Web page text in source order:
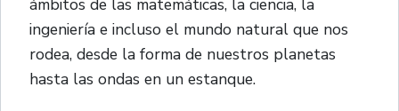
ámbitos de las matemáticas, la ciencia, la
ingeniería e incluso el mundo natural que nos
rodea, desde la forma de nuestros planetas
hasta las ondas en un estanque.